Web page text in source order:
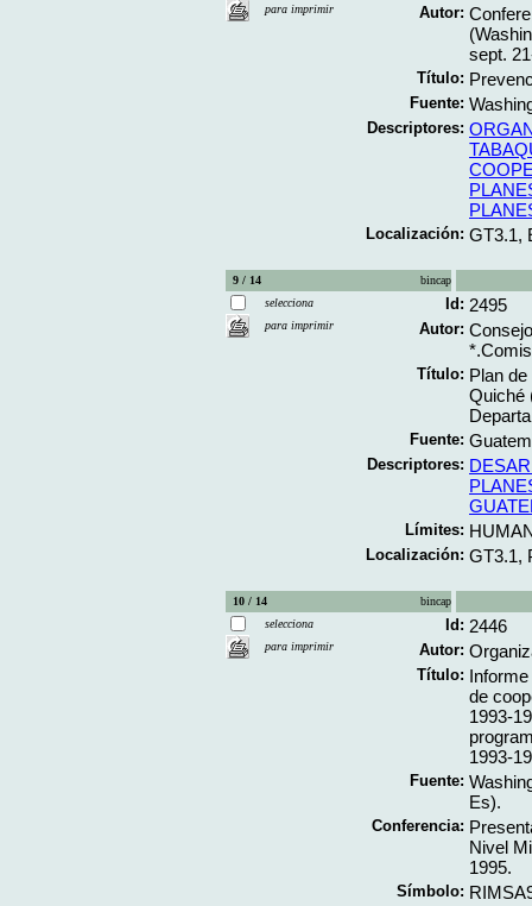
para imprimir
Autor:
sept.
Título:
Fuente:
Descriptores:
Localización: GT3.1,
9 / 14
bincap
selecciona
para imprimir
Id: 2495
Autor:
Título: Plan
Quiché
Fuente:
Descriptores:
Límites:
Localización: GT3.1,
10 / 14
bincap
selecciona
para imprimir
Id: 2446
Autor:
Título:
de
1993-
1993-
Fuente:
Es).
Conferencia:
Nivel
1995.
Símbolo: